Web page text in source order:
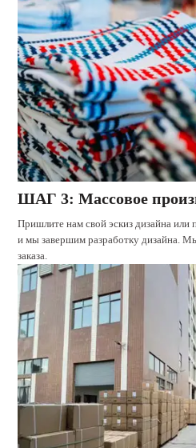
ШАГ 3: Массовое
Пришлите нам свой эскиз дизайна или
и мы завершим разработку дизайна.
заказа.